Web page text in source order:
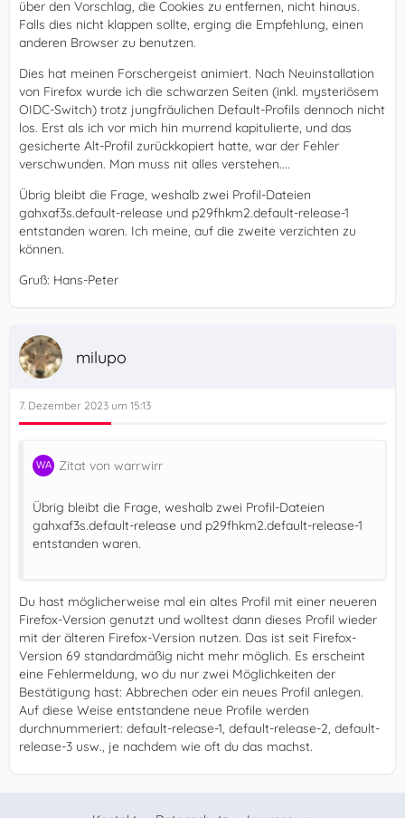
über den Vorschlag, die Cookies zu entfernen, nicht hinaus.
Falls dies nicht klappen sollte, erging die Empfehlung, einen
anderen Browser zu benutzen.
Dies hat meinen Forschergeist animiert. Nach Neuinstallation
von Firefox wurde ich die schwarzen Seiten (inkl. mysteriösem
OIDC-Switch) trotz jungfräulichen Default-Profils dennoch nicht
los. Erst als ich vor mich hin murrend kapitulierte, und das
gesicherte Alt-Profil zurückkopiert hatte, war der Fehler
verschwunden. Man muss nit alles verstehen....
Übrig bleibt die Frage, weshalb zwei Profil-Dateien
gahxaf3s.default-release und p29fhkm2.default-release-1
entstanden waren. Ich meine, auf die zweite verzichten zu
können.
Gruß: Hans-Peter
milupo
7. Dezember 2023 um 15:13
Zitat von warrwirr
Übrig bleibt die Frage, weshalb zwei Profil-Dateien
gahxaf3s.default-release und p29fhkm2.default-release-1
entstanden waren.
Du hast möglicherweise mal ein altes Profil mit einer neueren
Firefox-Version genutzt und wolltest dann dieses Profil wieder
mit der älteren Firefox-Version nutzen. Das ist seit Firefox-
Version 69 standardmäßig nicht mehr möglich. Es erscheint
eine Fehlermeldung, wo du nur zwei Möglichkeiten der
Bestätigung hast: Abbrechen oder ein neues Profil anlegen.
Auf diese Weise entstandene neue Profile werden
durchnummeriert: default-release-1, default-release-2, default-
release-3 usw., je nachdem wie oft du das machst.